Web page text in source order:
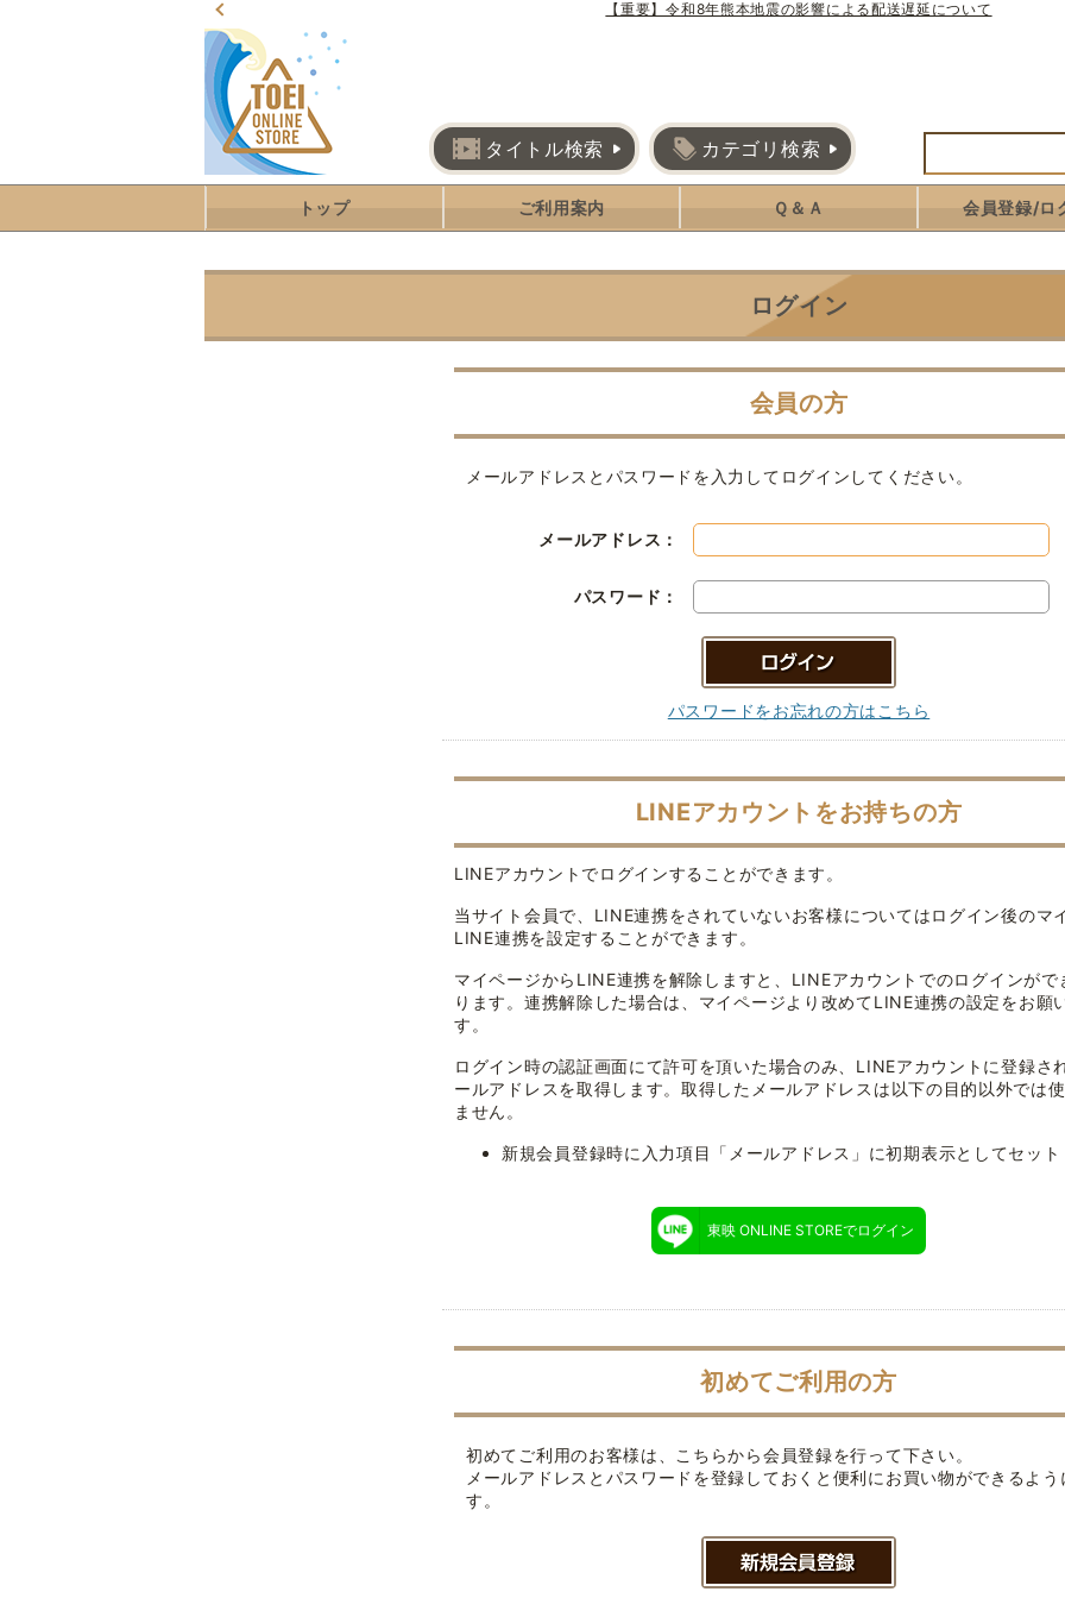
【重要】令和8年熊本地震の影響による配送遅延について
タイトル検索 カテゴリ検索
トップ ご利用案内 Ｑ＆Ａ 会員登録/ロ
ログイン
会員の方
メールアドレスとパスワードを入力してログインしてください。
メールアドレス：
パスワード：
パスワードをお忘れの方はこちら
LINEアカウントをお持ちの方
LINEアカウントでログインすることができます。
当サイト会員で、LINE連携をされていないお客様についてはログイン後のマ
LINE連携を設定することができます。
マイページからLINE連携を解除しますと、LINEアカウントでのログインがで
ります。連携解除した場合は、マイページより改めてLINE連携の設定をお願
す。
ログイン時の認証画面にて許可を頂いた場合のみ、LINEアカウントに登録さ
ールアドレスを取得します。取得したメールアドレスは以下の目的以外では
ません。
新規会員登録時に入力項目「メールアドレス」に初期表示としてセット
東映 ONLINE STOREでログイン
初めてご利用の方
初めてご利用のお客様は、こちらから会員登録を行って下さい。
メールアドレスとパスワードを登録しておくと便利にお買い物ができるよう
す。